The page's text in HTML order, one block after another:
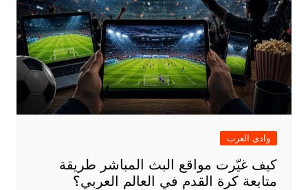
وادى العرب
كيف غيّرت مواقع البث المباشر طريقة
متابعة كرة القدم في العالم العربي؟